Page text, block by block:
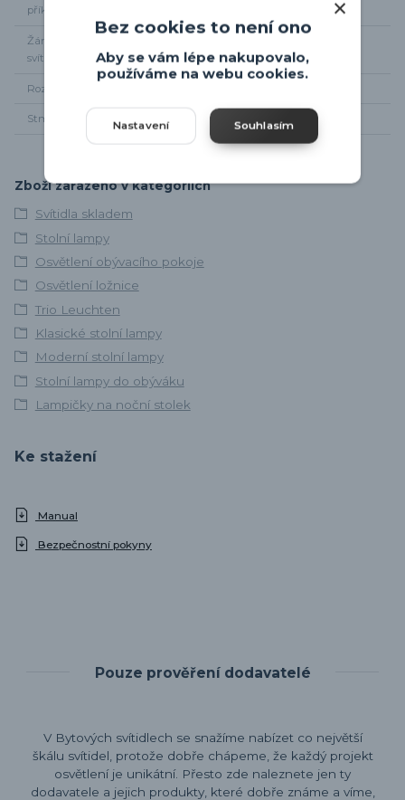
příkon
Žárovka součástí
svítidla
Rozměr svítidla
Stmívání NE
Zboží zařazeno v kategoriích
Svítidla skladem
Stolní lampy
Osvětlení obývacího pokoje
Osvětlení ložnice
Trio Leuchten
Klasické stolní lampy
Moderní stolní lampy
Stolní lampy do obýváku
Lampičky na noční stolek
Ke stažení
Manual
Bezpečnostní pokyny
Pouze prověření dodavatelé
V Bytových svítidlech se snažíme nabízet co největší
škálu svítidel, protože dobře chápeme, že každý projekt
osvětlení je unikátní. Přesto zde naleznete jen ty
dodavatele a jejich produkty, které dobře známe a víme,
Bez cookies to není ono
Aby se vám lépe nakupovalo,
používáme na webu cookies.
Nastavení Souhlasím